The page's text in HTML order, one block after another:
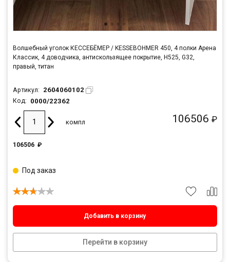
Волшебный уголок КЕССЕБЁМЕР / KESSEBOHMER 450, 4 полки Арена
Классик, 4 доводчика, антискользящее покрытие, H525, G32,
правый, титан
Артикул: 2604060102
Код: 0000/22362
106506 ₽
компл
106506 ₽
Добавить в корзину
Перейти в корзину
Под заказ